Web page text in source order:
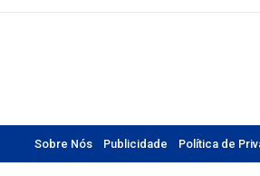
Sobre Nós Publicidade Política de